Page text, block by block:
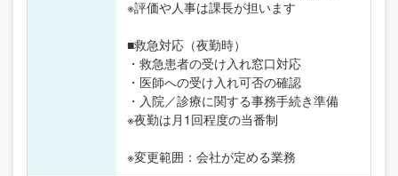
※評価や人事は課長が担います
■救急対応（夜勤時）
・救急患者の受け入れ窓口対応
・医師への受け入れ可否の確認
・入院／診療に関する事務手続き準備
※夜勤は月1回程度の当番制
※変更範囲：会社が定める業務